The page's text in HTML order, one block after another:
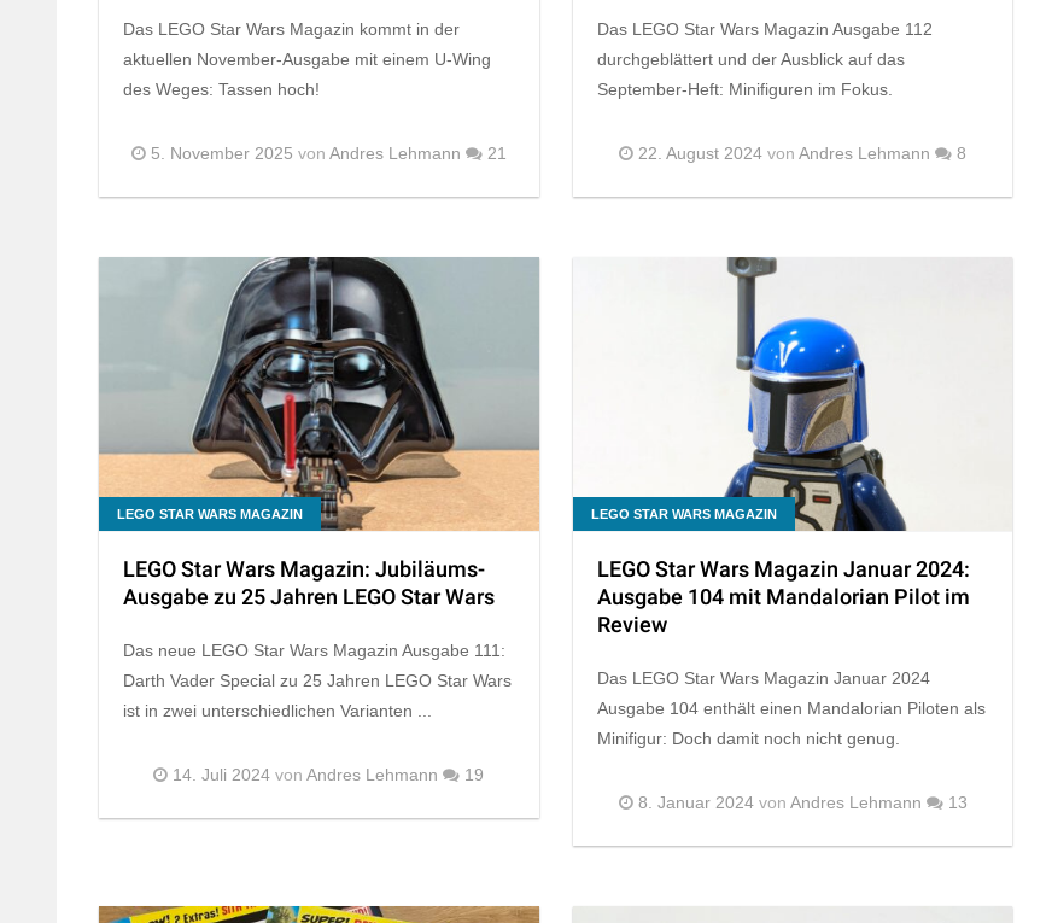
Das LEGO Star Wars Magazin kommt in der
aktuellen November-Ausgabe mit einem U-Wing
des Weges: Tassen hoch!
5. November 2025 von Andres Lehmann 21
Das LEGO Star Wars Magazin Ausgabe 112
durchgeblättert und der Ausblick auf das
September-Heft: Minifiguren im Fokus.
22. August 2024 vonAndres Lehmann 8
LEGO STAR WARS MAGAZIN
LEGO Star Wars Magazin: Jubiläums-
Ausgabe zu 25 Jahren LEGO Star Wars
Das neue LEGO Star Wars Magazin Ausgabe 111:
Darth Vader Special zu 25 Jahren LEGO Star Wars
ist in zwei unterschiedlichen Varianten ...
14. Juli 2024 vonAndres Lehmann 19
LEGO STAR WARS MAGAZIN
LEGO Star Wars Magazin Januar 2024:
Ausgabe 104 mit Mandalorian Pilot im
Review
Das LEGO Star Wars Magazin Januar 2024
Ausgabe 104 enthält einen Mandalorian Piloten als
Minifigur: Doch damit noch nicht genug.
8. Januar 2024 von Andres Lehmann 13